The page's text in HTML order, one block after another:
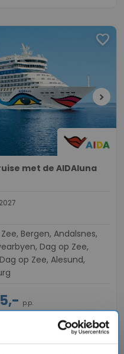
favorite
chevron_right
met de AIDAluna
Dag op Zee,
op Zee, Alesund,
p.p.